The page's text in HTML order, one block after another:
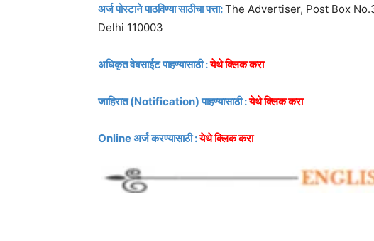
अर्ज पोस्टाने पाठविण्या साठीचा पत्ता:The Advertiser, Post Box
Delhi 110003
अधिकृत वेबसाईट पाहण्यासाठी :येथे क्लिक करा
जाहिरात (Notification) पाहण्यासाठी:येथे क्लिक करा
Online अर्ज करण्यासाठी :येथे क्लिक करा